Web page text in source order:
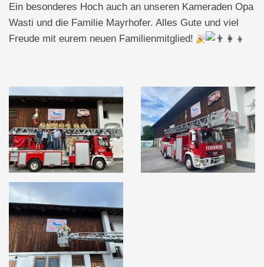
Ein besonderes Hoch auch an unseren Kameraden Opa
Wasti und die Familie Mayrhofer. Alles Gute und viel
Freude mit eurem neuen Familienmitglied!